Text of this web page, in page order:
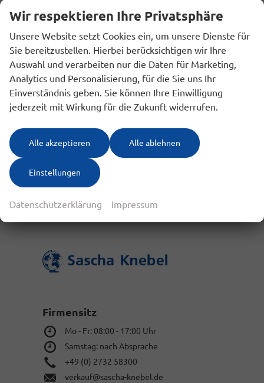
283 Ergebnisse anzeigen
zurücksetzen
Geparkte Fahrzeuge (0)
Anmelden
Firmensitz
Mo - Fr: 08:00 - 17:00 Uhr
Samstag: nach Absprache
+49 (0) 2732 58300
verkauf@sascha-knebel.de
Wir respektieren Ihre Privatsphäre
Unsere Website setzt Cookies ein, um unsere Dienste für
Sie bereitzustellen. Hierbei berücksichtigen wir Ihre
Auswahl und verarbeiten nur die Daten für Marketing,
Analytics und Personalisierung, für die Sie uns Ihr
Einverständnis geben. Sie können Ihre Einwilligung
jederzeit mit Wirkung für die Zukunft widerrufen.
Alle akzeptieren Alle ablehnen
Einstellungen
Datenschutzerklärung Impressum